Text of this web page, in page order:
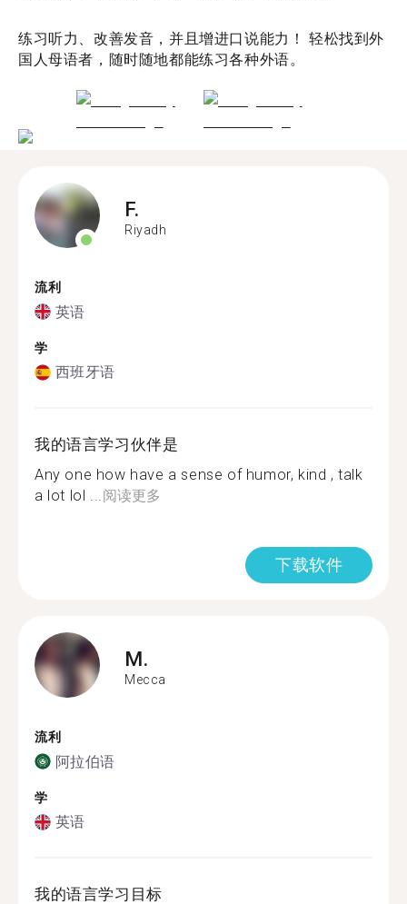
练习听力、改善发音，并且增进口说能力！ 轻松找到外
国人母语者，随时随地都能练习各种外语。
F.
Riyadh
流利
英语
学
西班牙语
我的语言学习伙伴是
Any one how have a sense of humor, kind , talk
a lot lol ...阅读更多
下载软件
M.
Mecca
流利
阿拉伯语
学
英语
我的语言学习目标